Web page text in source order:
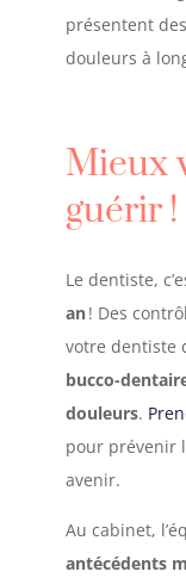
présentent
douleurs à
Mieux
guérir !
Le dentiste,
an! Des
votre dentiste
bucco-
douleurs.
pour prévenir
avenir.
Au cabinet,
antécédents